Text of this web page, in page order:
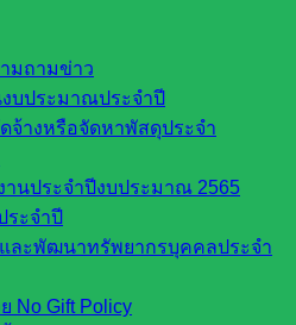
ามถามข่าว
งบประมาณประจำปี
จ้างหรือจัดหาพัสดุประจำ
านประจำปีงบประมาณ 2565
ระจำปี
ละพัฒนาทรัพยากรบุคคลประจำ
No Gift Policy